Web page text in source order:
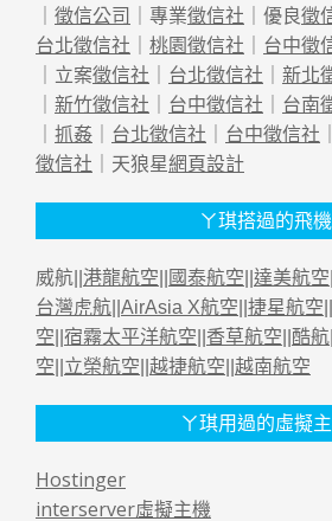
｜ 徵信公司 ｜專業徵信社 ｜優良徵
台北徵信社 ｜ 桃園徵信社 ｜ 台中徵
｜立案徵信社 ｜ 台北徵信社 ｜ 新北
｜ 新竹徵信社 ｜ 台中徵信社 ｜ 台南
｜ 抓姦 ｜ 台北徵信社 ｜ 台中徵信社 ｜
徵信社 ｜天狼星網頁設計
ㄚ琪搭過的飛機
威航|| 港龍航空 國泰航空 達美航空
台灣虎航 AirAsia X航空 捷星航空
空 宿霧太平洋航空 香草航空 酷航
空 立榮航空 越捷航空 越南航空
ㄚ琪用過的虛擬
Hostinger
interserver虛擬主機